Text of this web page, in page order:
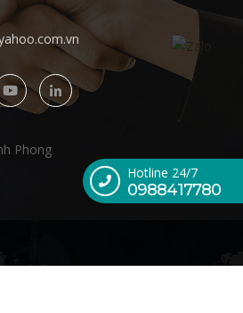
Phong
Hotline 24/7
0988417780